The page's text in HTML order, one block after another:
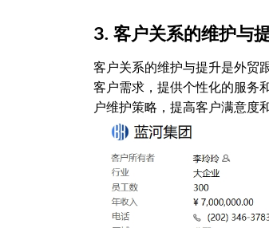
3. 客户关系的维护与
客户关系的维护与提升是外贸
客户需求，提供个性化的服务
户维护策略，提高客户满意度